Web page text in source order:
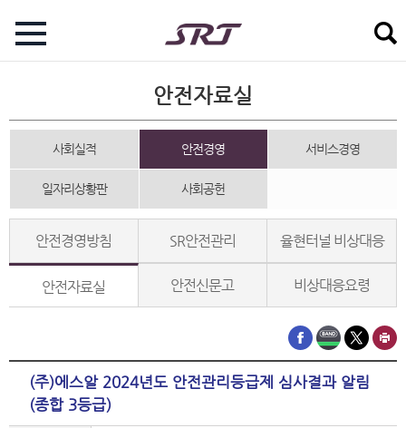
안전자료실
사회실적 안전경영 서비스경영
일자리상황판 사회공헌
안전경영방침 SR안전관리 율현터널 비상대응
안전자료실 안전신문고 비상대응요령
(주)에스알 2024년도 안전관리등급제 심사결과 알림
(종합 3등급)